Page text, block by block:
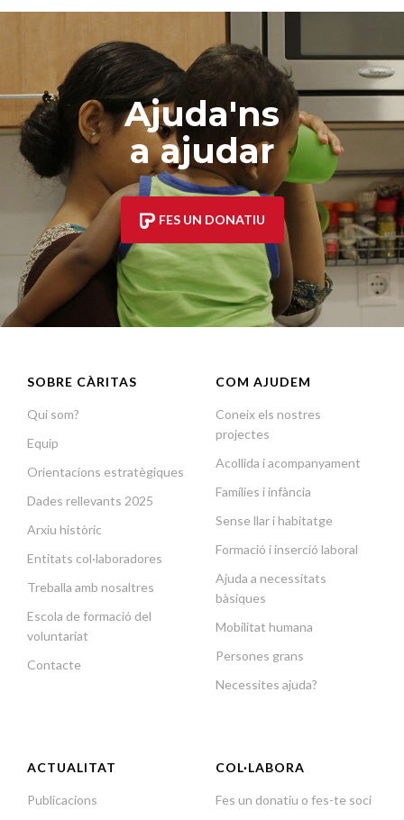
Ajuda'ns
a ajudar
FES UN DONATIU
SOBRE CÀRITAS
Qui som?
Equip
Orientacions estratègiques
Dades rellevants 2025
Arxiu històric
Entitats col·laboradores
Treballa amb nosaltres
Escola de formació del
voluntariat
Contacte
COM AJUDEM
Coneix els nostres
projectes
Acollida i acompanyament
Famílies i infància
Sense llar i habitatge
Formació i inserció laboral
Ajuda a necessitats
bàsiques
Mobilitat humana
Persones grans
Necessites ajuda?
ACTUALITAT
Publicacions
COL·LABORA
Fes un donatiu o fes-te soci